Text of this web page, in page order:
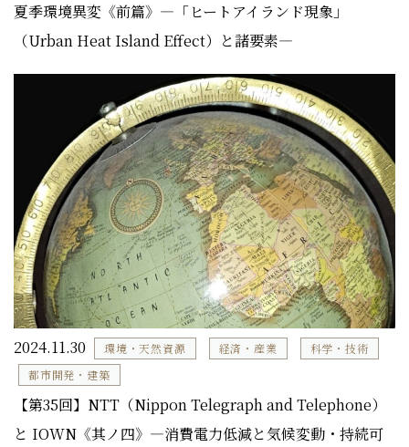
夏季環境異変《前篇》―「ヒートアイランド現象」
（Urban Heat Island Effect）と諸要素―
2024.11.30 環境・天然資源 経済・産業
科学・技術
都市開発・建築
【第35回】NTT（Nippon Telegraph and Telephone）
と IOWN《其ノ四》―消費電力低減と気候変動・持続可